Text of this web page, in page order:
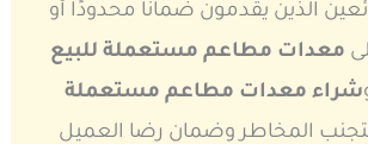
الذين يقدمون ضمانًا محدودًا أو
معدات مطاعم مستعملة للبيع
شراء معدات مطاعم مستعملة
المخاطر وضمان رضا العميل